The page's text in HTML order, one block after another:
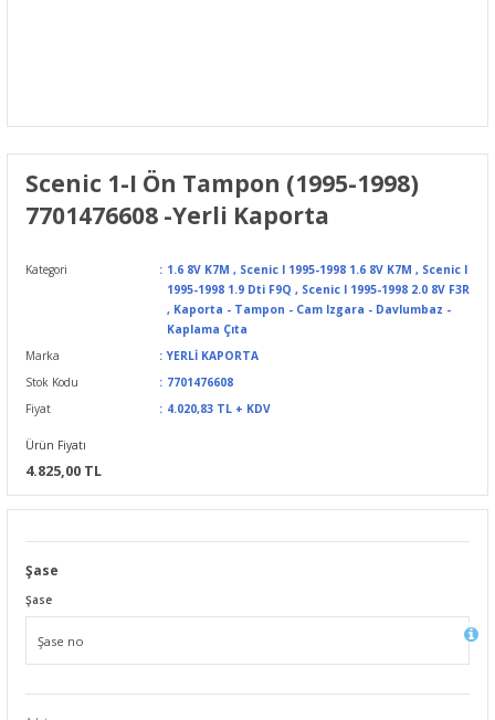
Scenic 1-I Ön Tampon (1995-1998)
7701476608 -Yerli Kaporta
Kategori 1.6 8V K7M , Scenic I 1995-1998 1.6 8V K7M , Scenic I
1995-1998 1.9 Dti F9Q , Scenic I 1995-1998 2.0 8V F3R
, Kaporta - Tampon - Cam Izgara - Davlumbaz -
Kaplama Çıta
Marka
YERLİ KAPORTA
Stok Kodu
7701476608
Fiyat
4.020,83 TL + KDV
Ürün Fiyatı
4.825,00 TL
Şase
Şase